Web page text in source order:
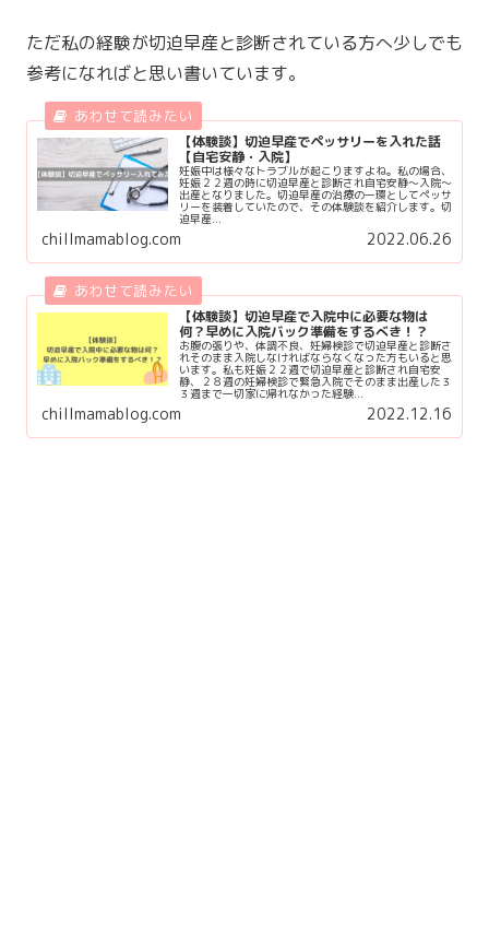
ただ私の経験が切迫早産と診断されている方へ少しでも
参考になればと思い書いています。
【体験談】切迫早産でペッサリーを入れた話
【自宅安静・入院】
妊娠中は様々なトラブルが起こりますよね。私の場合、
妊娠２２週の時に切迫早産と診断され自宅安静〜入院〜
出産となりました。切迫早産の治療の一環としてぺッサ
リーを装着していたので、その体験談を紹介します。切
迫早産...
chillmamablog.com 2022.06.26
【体験談】切迫早産で入院中に必要な物は
何？早めに入院バック準備をするべき！？
お腹の張りや、体調不良、妊婦検診で切迫早産と診断さ
れそのまま入院しなければならなくなった方もいると思
います。私も妊娠２２週で切迫早産と診断され自宅安
静、２８週の妊婦検診で緊急入院でそのまま出産した３
３週まで一切家に帰れなかった経験...
chillmamablog.com 2022.12.16